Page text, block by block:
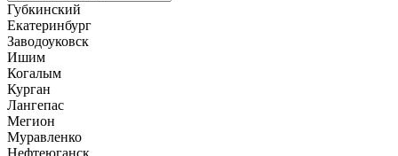
Губкинский
Екатеринбург
Заводоуковск
Ишим
Когалым
Курган
Лангепас
Мегион
Муравленко
Нефтеюганск